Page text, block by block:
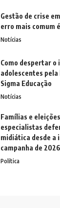
Gestão de crise
erro mais comum
Notícias
Como despertar o
adolescentes
Sigma Educação
Notícias
Famílias e
especialistas
midiática desde a
campanha de 2026
Política